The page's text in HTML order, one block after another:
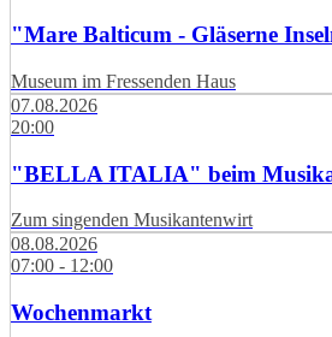
"Mare Balticum - Gläserne
Museum im Fressenden Haus
07.08.2026
20:00
"BELLA ITALIA" beim
Zum singenden Musikantenwirt
08.08.2026
07:00 - 12:00
Wochenmarkt